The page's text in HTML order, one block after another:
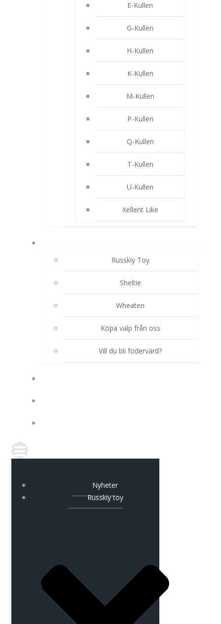
E-Kullen
G-Kullen
H-Kullen
K-Kullen
M-Kullen
P-Kullen
Q-Kullen
T-Kullen
U-Kullen
Xellent Like
Russkiy Toy
Sheltie
Wheaten
Köpa valp från oss
Vill du bli fodervärd?
Nyheter
Russkiy toy